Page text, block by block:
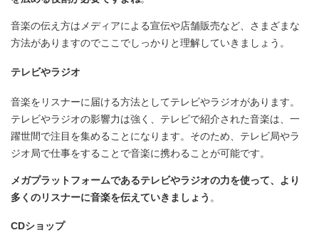
音楽の伝え方はメディアによる宣伝や店舗販売など、さまざまな
方法がありますのでここでしっかりと理解していきましょう。
テレビやラジオ
音楽をリスナーに届ける方法としてテレビやラジオがあります。
テレビやラジオの影響力は強く、テレビで紹介された音楽は、一
躍世間で注目を集めることになります。そのため、テレビ局やラ
ジオ局で仕事をすることで音楽に携わることが可能です。
メガプラットフォームであるテレビやラジオの力を使って、より
多くのリスナーに音楽を伝えていきましょう 。
CDショップ